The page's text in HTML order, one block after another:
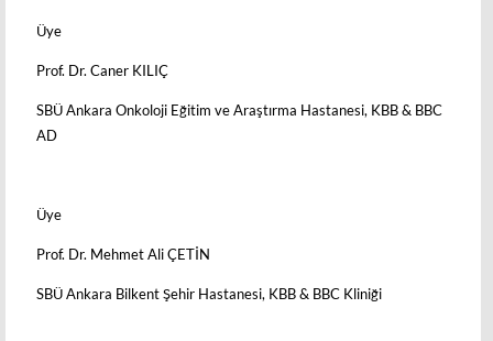
Üye
Prof. Dr. Caner KILIÇ
SBÜ Ankara Onkoloji Eğitim ve Araştırma Hastanesi, KBB & BBC
AD
Üye
Prof. Dr. Mehmet Ali ÇETİN
SBÜ Ankara Bilkent Şehir Hastanesi, KBB & BBC Kliniği